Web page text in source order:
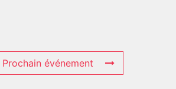
Prochain événement